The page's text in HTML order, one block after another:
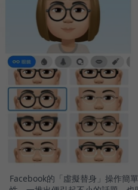
Facebook的「虛擬替身」操作簡